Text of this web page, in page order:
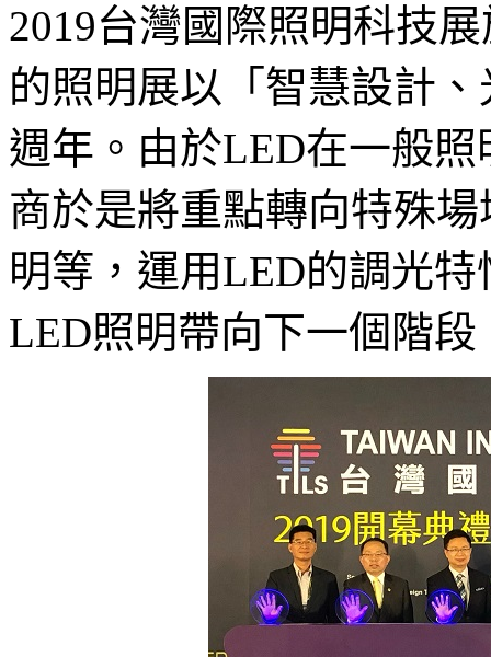
2019台灣國際照明科技
的照明展以「智慧設計
週年。由於LED在一般
商於是將重點轉向特殊
明等，運用LED的調光
LED照明帶向下一個階段